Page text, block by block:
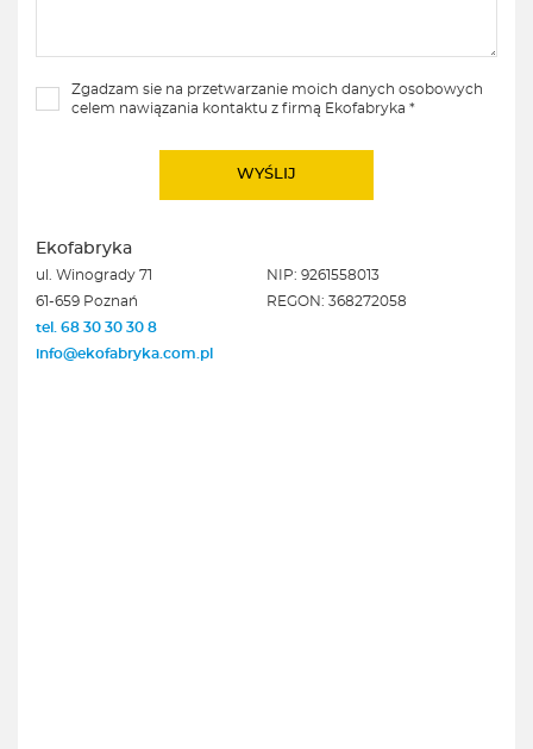
Zgadzam sie na przetwarzanie moich danych osobowych
celem nawiązania kontaktu z firmą Ekofabryka *
Ekofabryka
ul. Winogrady 71
61-659 Poznań
tel. 68 30 30 30 8
info@ekofabryka.com.pl
NIP: 9261558013
REGON: 368272058